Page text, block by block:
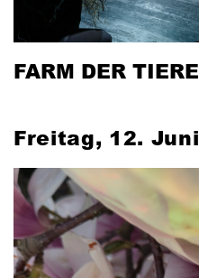
FARM DER TIERE
Freitag, 12. Juni